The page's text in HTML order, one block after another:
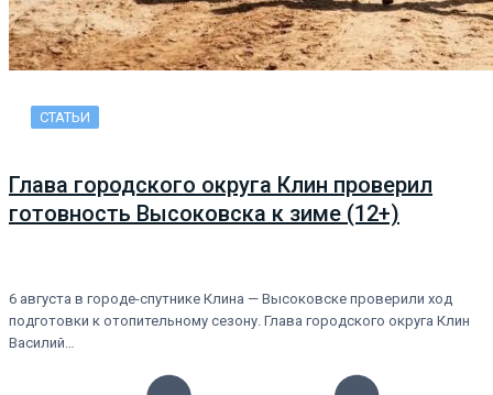
СТАТЬИ
Глава городского округа Клин проверил
готовность Высоковска к зиме (12+)
6 августа в городе-спутнике Клина — Высоковске проверили ход
подготовки к отопительному сезону. Глава городского округа Клин
Василий…